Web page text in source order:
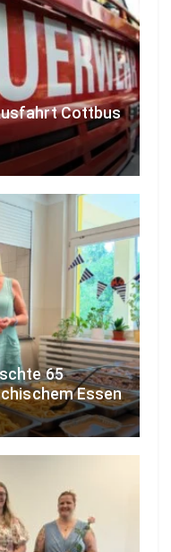
Cottbus
65
Essen